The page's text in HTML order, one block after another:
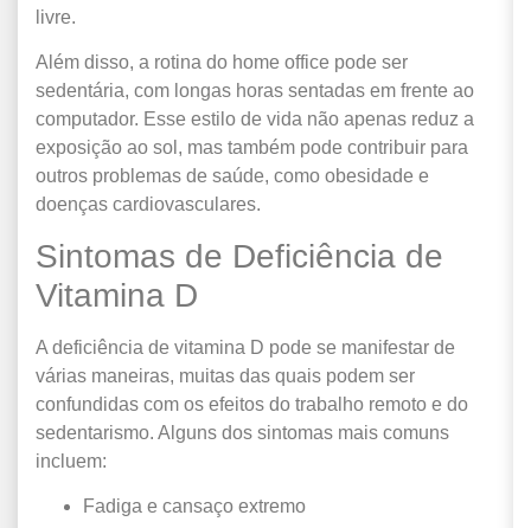
livre.
Além disso, a rotina do home office pode ser
sedentária, com longas horas sentadas em frente ao
computador. Esse estilo de vida não apenas reduz a
exposição ao sol, mas também pode contribuir para
outros problemas de saúde, como obesidade e
doenças cardiovasculares.
Sintomas de Deficiência de
Vitamina D
A deficiência de vitamina D pode se manifestar de
várias maneiras, muitas das quais podem ser
confundidas com os efeitos do trabalho remoto e do
sedentarismo. Alguns dos sintomas mais comuns
incluem:
Fadiga e cansaço extremo